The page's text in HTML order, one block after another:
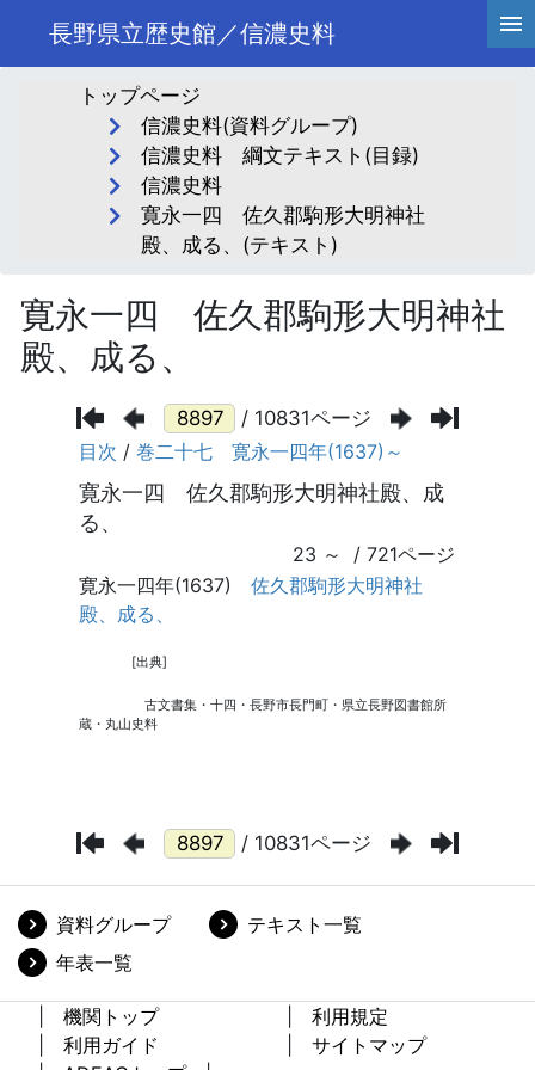
長野県立歴史館／信濃史料
トップページ
信濃史料(資料グループ)
信濃史料 綱文テキスト(目録)
信濃史料
寛永一四 佐久郡駒形大明神社
殿、成る、(テキスト)
寛永一四 佐久郡駒形大明神社
殿、成る、
/ 10831ページ
/ 10831ページ
資料グループ
テキスト一覧
年表一覧
機関トップ
利用規定
利用ガイド
サイトマップ